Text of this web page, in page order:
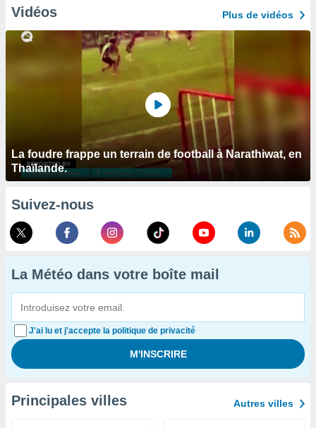
Vidéos Plus de vidéos
La foudre frappe un terrain de football à Narathiwat, en
Thaïlande.
Suivez-nous
La Météo dans votre boîte mail
J'ai lu et j'accepte la politique de privacité
Principales villes Autres villes